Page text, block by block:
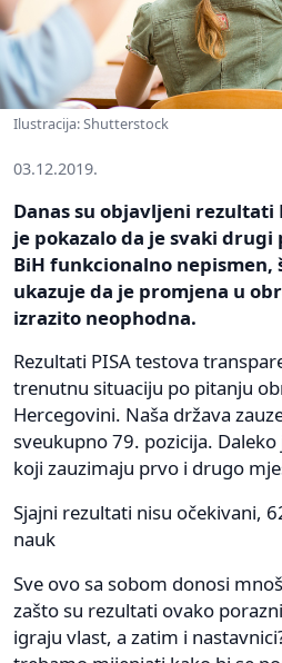
Ilustracija: Shutterstock
03.12.2019.
Danas su objavljeni rezultati
je pokazalo da je svaki
BiH funkcionalno
ukazuje da je promjena u
izrazito neophodna.
Rezultati PISA testova
trenutnu situaciju po pitanju
Hercegovini. Naša država
sveukupno 79. pozicija. Daleko
koji zauzimaju prvo i drugo
Sjajni rezultati nisu očekivani,
nauk
Sve ovo sa sobom donosi
zašto su rezultati ovako
igraju vlast, a zatim i